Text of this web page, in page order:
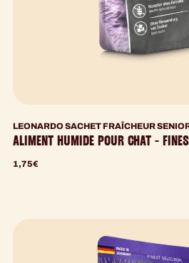
LEONARDO SACHET FRAÎCHEUR
ALIMENT HUMIDE POUR CHAT -
1,75€